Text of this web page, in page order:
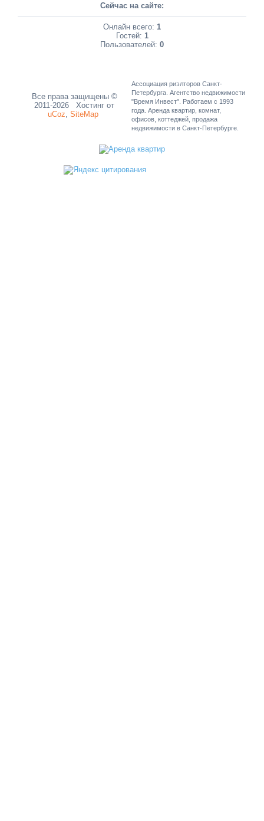
Сейчас на сайте:
Онлайн всего: 1
Гостей: 1
Пользователей: 0
Все права защищены ©
2011-2026 Хостинг от
uCoz SiteMap
Ассоциация риэлторов Санкт-
Петербурга. Агентство недвижимости
"Время Инвест". Работаем с 1993
года. Аренда квартир, комнат,
офисов, коттеджей, продажа
недвижимости в Санкт-Петербурге.